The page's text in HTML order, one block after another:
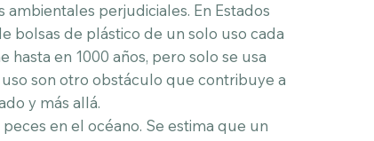
perjudiciales. En Estados
bolsas de plástico de un solo uso cada
en 1000 años, pero solo se usa
son otro obstáculo que contribuye a
y más allá.
en el océano. Se estima que un